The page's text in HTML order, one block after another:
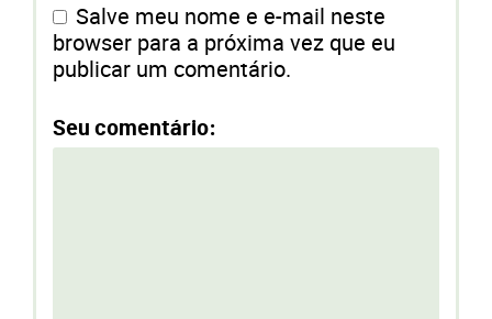
Salve meu nome e e-mail neste
browser para a próxima vez que eu
publicar um comentário.
Seu comentário: